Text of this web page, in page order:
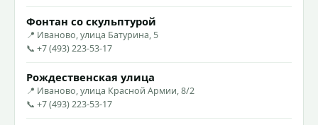
Фонтан со скульптурой
📍 Иваново, улица Батурина, 5
📞 +7 (493) 223-53-17
Рождественская улица
📍 Иваново, улица Красной Армии, 8/2
📞 +7 (493) 223-53-17